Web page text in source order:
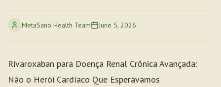
MetaSano Health Team June 5, 2026
Rivaroxaban para Doença Renal Crônica Avançada:
Não o Herói Cardíaco Que Esperávamos